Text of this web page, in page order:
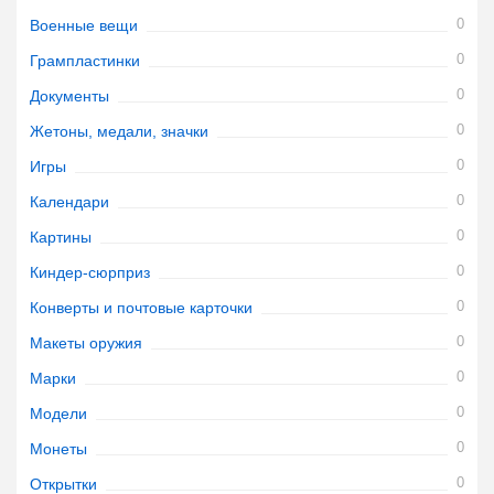
Военные вещи 0
Грампластинки 0
Документы 0
Жетоны, медали, значки 0
Игры 0
Календари 0
Картины 0
Киндер-сюрприз 0
Конверты и почтовые карточки 0
Макеты оружия 0
Марки 0
Модели 0
Монеты 0
Открытки 0